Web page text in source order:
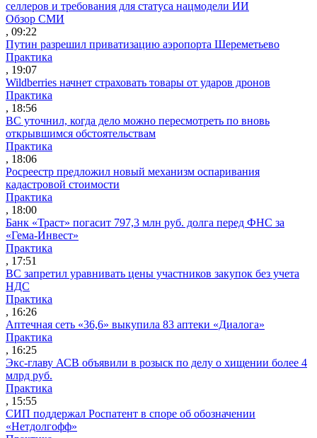
селлеров и требования для статуса нацмодели ИИ
Обзор СМИ
, 09:22
Путин разрешил приватизацию аэропорта Шереметьево
Практика
, 19:07
Wildberries начнет страховать товары от ударов дронов
Практика
, 18:56
ВС уточнил, когда дело можно пересмотреть по вновь
открывшимся обстоятельствам
Практика
, 18:06
Росреестр предложил новый механизм оспаривания
кадастровой стоимости
Практика
, 18:00
Банк «Траст» погасит 797,3 млн руб. долга перед ФНС за
«Гема-Инвест»
Практика
, 17:51
ВС запретил уравнивать цены участников закупок без учета
НДС
Практика
, 16:26
Аптечная сеть «36,6» выкупила 83 аптеки «Диалога»
Практика
, 16:25
Экс-главу АСВ объявили в розыск по делу о хищении более 4
млрд руб.
Практика
, 15:55
СИП поддержал Роспатент в споре об обозначении
«Нетдолгофф»